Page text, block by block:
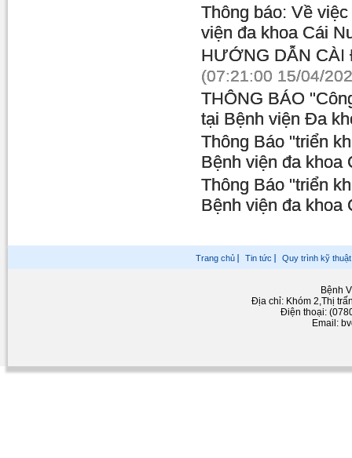
Thông báo: Về
viện đa khoa Cái
HƯỚNG DẪN
(07:21:00 15/04/
THÔNG BÁO
tại Bệnh viện Đa
Thông Báo "triển
Bệnh viện đa khoa
Thông Báo "triển
Bệnh viện đa khoa
Trang chủ Tin tức Quy trình kỹ thuật
Bệnh
Địa chỉ: Khóm 2,Thị
Điện thoại:
Email: